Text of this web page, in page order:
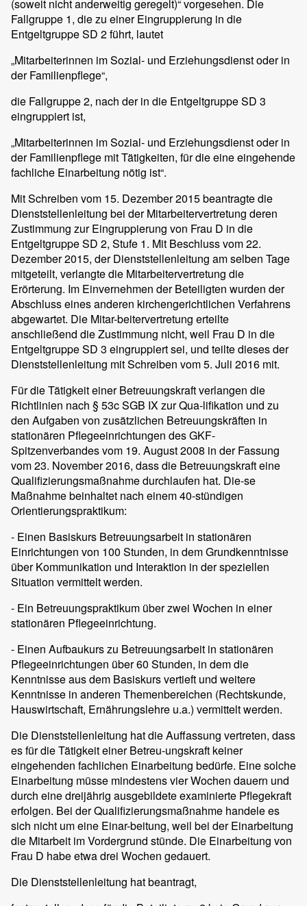
(soweit nicht anderweitig geregelt)“ vorgesehen. Die
Fallgruppe 1, die zu einer Eingruppierung in die
Entgeltgruppe SD 2 führt, lautet
„Mitarbeiterinnen im Sozial- und Erziehungsdienst oder in
der Familienpflege“,
die Fallgruppe 2, nach der in die Entgeltgruppe SD 3
eingruppiert ist,
„Mitarbeiterinnen im Sozial- und Erziehungsdienst oder in
der Familienpflege mit Tätigkeiten, für die eine eingehende
fachliche Einarbeitung nötig ist“.
Mit Schreiben vom 15. Dezember 2015 beantragte die
Dienststellenleitung bei der Mitarbeitervertretung deren
Zustimmung zur Eingruppierung von Frau D in die
Entgeltgruppe SD 2, Stufe 1. Mit Beschluss vom 22.
Dezember 2015, der Dienststellenleitung am selben Tage
mitgeteilt, verlangte die Mitarbeitervertretung die
Erörterung. Im Einvernehmen der Beteiligten wurden der
Abschluss eines anderen kirchengerichtlichen Verfahrens
abgewartet. Die Mitar-beitervertretung erteilte
anschließend die Zustimmung nicht, weil Frau D in die
Entgeltgruppe SD 3 eingruppiert sei, und teilte dieses der
Dienststellenleitung mit Schreiben vom 5. Juli 2016 mit.
Für die Tätigkeit einer Betreuungskraft verlangen die
Richtlinien nach § 53c SGB IX zur Qua-lifikation und zu
den Aufgaben von zusätzlichen Betreuungskräften in
stationären Pflegeeinrichtungen des GKF-
Spitzenverbandes vom 19. August 2008 in der Fassung
vom 23. November 2016, dass die Betreuungskraft eine
Qualifizierungsmaßnahme durchlaufen hat. Die-se
Maßnahme beinhaltet nach einem 40-stündigen
Orientierungspraktikum:
- Einen Basiskurs Betreuungsarbeit in stationären
Einrichtungen von 100 Stunden, in dem Grundkenntnisse
über Kommunikation und Interaktion in der speziellen
Situation vermittelt werden.
- Ein Betreuungspraktikum über zwei Wochen in einer
stationären Pflegeeinrichtung.
- Einen Aufbaukurs zu Betreuungsarbeit in stationären
Pflegeeinrichtungen über 60 Stunden, in dem die
Kenntnisse aus dem Basiskurs vertieft und weitere
Kenntnisse in anderen Themenbereichen (Rechtskunde,
Hauswirtschaft, Ernährungslehre u.a.) vermittelt werden.
Die Dienststellenleitung hat die Auffassung vertreten, dass
es für die Tätigkeit einer Betreu-ungskraft keiner
eingehenden fachlichen Einarbeitung bedürfe. Eine solche
Einarbeitung müsse mindestens vier Wochen dauern und
durch eine dreijährig ausgebildete examinierte Pflegekraft
erfolgen. Bei der Qualifizierungsmaßnahme handele es
sich nicht um eine Einar-beitung, weil bei der Einarbeitung
die Mitarbeit im Vordergrund stünde. Die Einarbeitung von
Frau D habe etwa drei Wochen gedauert.
Die Dienststellenleitung hat beantragt,